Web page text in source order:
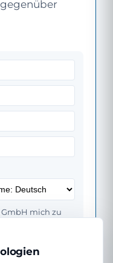
GmbH mich zu
jederzeit